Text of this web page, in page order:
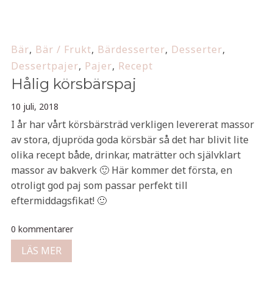
Bär, Bär / Frukt, Bärdesserter, Desserter,
Dessertpajer, Pajer, Recept
Hålig körsbärspaj
10 juli, 2018
I år har vårt körsbärsträd verkligen levererat massor
av stora, djupröda goda körsbär så det har blivit lite
olika recept både, drinkar, maträtter och självklart
massor av bakverk 🙂 Här kommer det första, en
otroligt god paj som passar perfekt till
eftermiddagsfikat! 🙂
0 kommentarer
LÄS MER